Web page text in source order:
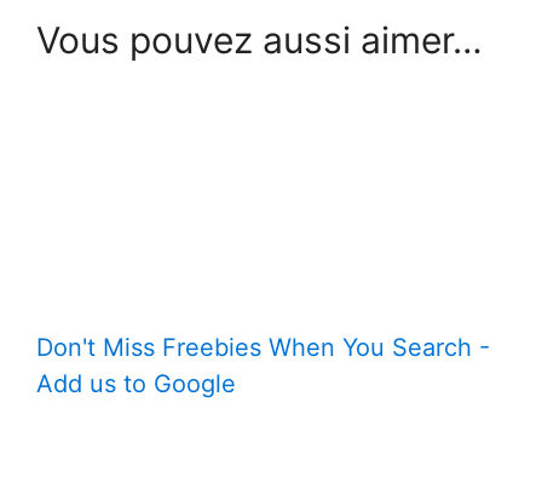
Vous pouvez aussi aimer…
Don't Miss Freebies When You Search -
Add us to Google